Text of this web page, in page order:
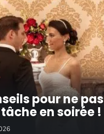
pour ne pas
en soirée !